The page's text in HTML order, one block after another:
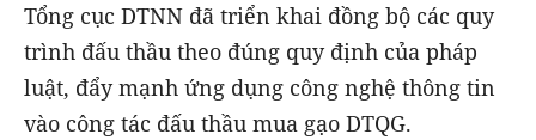
Tổng cục DTNN đã triển khai đồng bộ các quy
trình đấu thầu theo đúng quy định của pháp
luật, đẩy mạnh ứng dụng công nghệ thông tin
vào công tác đấu thầu mua gạo DTQG.